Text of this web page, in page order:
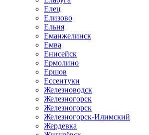
Елец
Елизово
Ельня
Еманжелинск
Емва
Енисейск
Ермолино
Ершов
Ессентуки
Железноводск
Железногорск
Железногорск
Железногорск-Илимский
Жердевка